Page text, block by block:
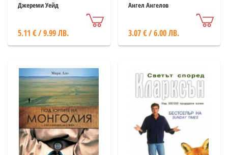
Джереми Уейд
5.11 € / 9.99 ЛВ.
песни – глас на
живота, на мира
Ангел Ангелов
3.07 € / 6.00 ЛВ.